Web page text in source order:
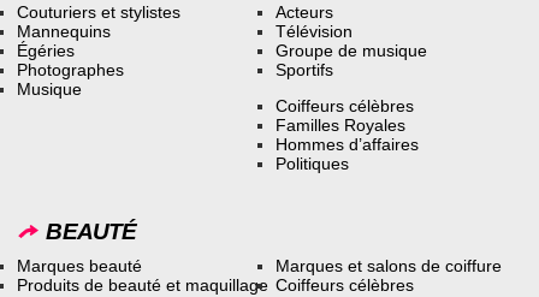
Couturiers et stylistes
Mannequins
Égéries
Photographes
Musique
Acteurs
Télévision
Groupe de musique
Sportifs
Coiffeurs célèbres
Familles Royales
Hommes d’affaires
Politiques
BEAUTÉ
Marques beauté
Produits de beauté et maquillage
Marques et salons de coiffure
Coiffeurs célèbres